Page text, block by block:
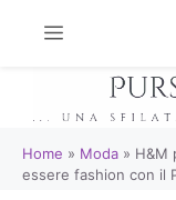
Home » Moda » H&M
essere fashion con il